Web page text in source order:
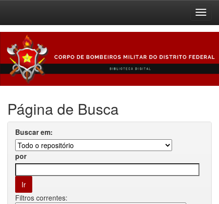
navigation
Página de Busca
Buscar em:
por
Filtros correntes: